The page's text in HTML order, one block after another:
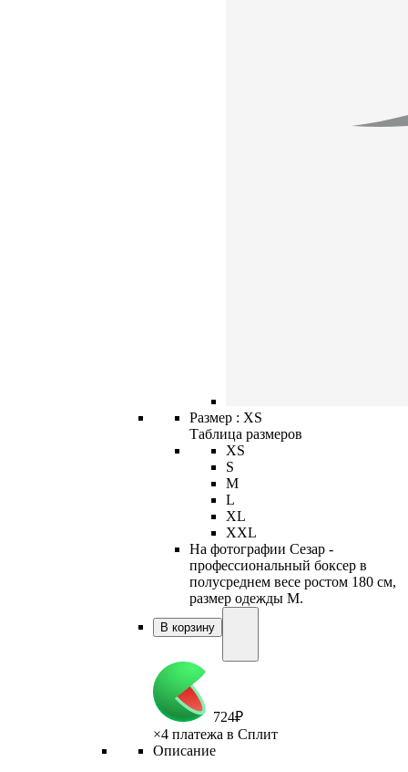
Размер : XS
Таблица размеров
XS
S
M
L
XL
XXL
На фотографии Сезар -
профессиональный боксер в
полусреднем весе ростом 180 см,
размер одежды M.
В корзину
724₽
×4 платежа в Сплит
Описание